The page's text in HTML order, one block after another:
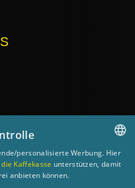
GERMAN
personalisierte Werbung. Hier
Kaffekasse unterstützen, damit
anbieten können.